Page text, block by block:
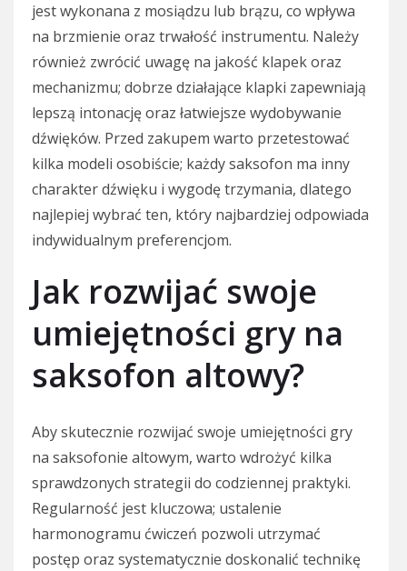
jest wykonana z mosiądzu lub brązu, co wpływa
na brzmienie oraz trwałość instrumentu. Należy
również zwrócić uwagę na jakość klapek oraz
mechanizmu; dobrze działające klapki zapewniają
lepszą intonację oraz łatwiejsze wydobywanie
dźwięków. Przed zakupem warto przetestować
kilka modeli osobiście; każdy saksofon ma inny
charakter dźwięku i wygodę trzymania, dlatego
najlepiej wybrać ten, który najbardziej odpowiada
indywidualnym preferencjom.
Jak rozwijać swoje
umiejętności gry na
saksofon altowy?
Aby skutecznie rozwijać swoje umiejętności gry
na saksofonie altowym, warto wdrożyć kilka
sprawdzonych strategii do codziennej praktyki.
Regularność jest kluczowa; ustalenie
harmonogramu ćwiczeń pozwoli utrzymać
postęp oraz systematycznie doskonalić technikę